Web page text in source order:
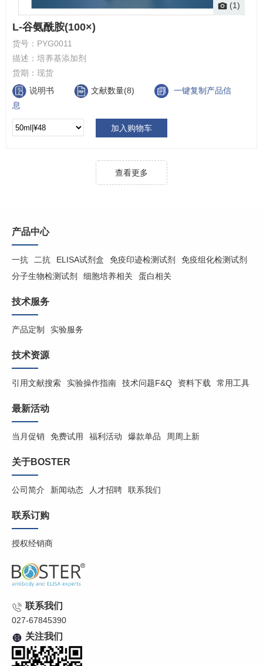
(1)
L-谷氨酰胺(100×)
货号： PYG0011
描述： 培养基添加剂
货期： 现货
说明书
文献数量(8)
一键复制产品信
息
加入购物车
查看更多
产品中心
一抗 二抗 ELISA试剂盒 免疫印迹检测试剂
免疫组化检测试剂
分子生物检测试剂
细胞培养相关 蛋白相关
技术服务
产品定制 实验服务
技术资源
引用文献搜索 实验操作指南 技术问题F&Q 资料下载 常用工具
最新活动
当月促销 免费试用 福利活动 爆款单品 周周上新
关于BOSTER
公司简介 新闻动态 人才招聘 联系我们
联系订购
授权经销商
联系我们
027-67845390
关注我们